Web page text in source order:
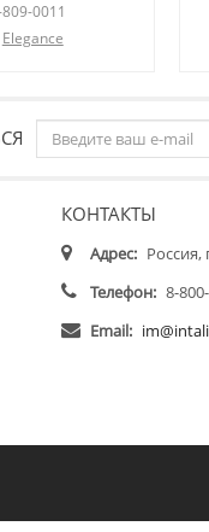
0011
Elegance
КОНТАКТЫ
Адрес:
Телефон: 8-
Email: